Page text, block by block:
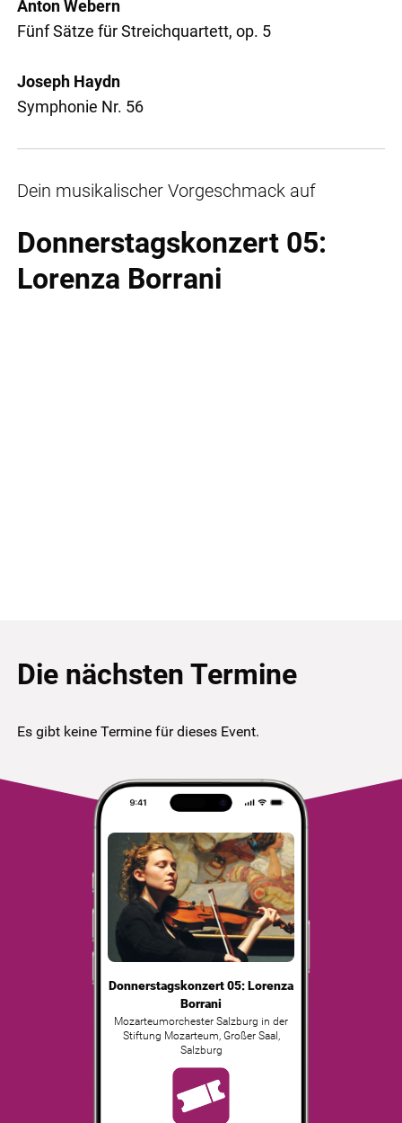
Anton Webern
Fünf Sätze für Streichquartett, op. 5
Joseph Haydn
Symphonie Nr. 56
Dein musikalischer Vorgeschmack auf
Donnerstagskonzert 05:
Lorenza Borrani
Die nächsten Termine
Es gibt keine Termine für dieses Event.
Donnerstagskonzert 05: Lorenza
Borrani
Mozarteumorchester Salzburg in der
Stiftung Mozarteum, Großer Saal ,
Salzburg